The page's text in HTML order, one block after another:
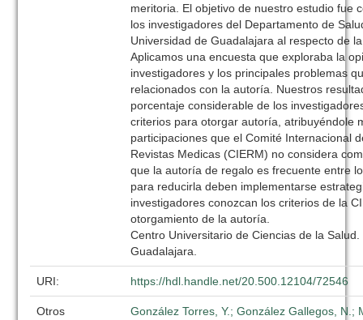
meritoria. El objetivo de nuestro estudio fue
los investigadores del Departamento de
Universidad de Guadalajara al respecto de
Aplicamos una encuesta que exploraba la
investigadores y los principales problemas
relacionados con la autoría. Nuestros
porcentaje considerable de los
criterios para otorgar autoría, atribuyéndole
participaciones que el Comité Internacional
Revistas Medicas (CIERM) no considera
que la autoría de regalo es frecuente entre
para reducirla deben implementarse
investigadores conozcan los criterios de la
otorgamiento de la autoría.
Centro Universitario de Ciencias de la
Guadalajara.
URI: https://hdl.handle.net/20.500.12104/72546
Otros
González Torres, Y.; González Gallegos, N.;